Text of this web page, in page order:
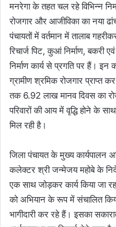
मनरेगा के तहत चल रहे विभिन्न
रोजगार और आजीविका का नया
पंचायतों में वर्तमान में तालाब
रिचार्ज पिट, कुआं निर्माण, बकरी
निर्माण कार्य से प्रगति पर हैं।
ग्रामीण श्रमिक रोजगार प्राप्त
तक 6.92 लाख मानव दिवस का
परिवारों की आय में वृद्धि होने के
मिल रही है।
जिला पंचायत के मुख्य कार्यपालन
कलेक्टर श्री जन्मेजय महोबे के
एक साथ जोड़कर कार्य किया जा
को अभियान के रूप में संचालित
भागीदारी कर रहे हैं। इसका